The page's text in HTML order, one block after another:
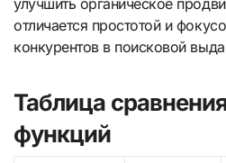
улучшить органическое
отличается простотой и
конкурентов в поисковой
Таблица
функций